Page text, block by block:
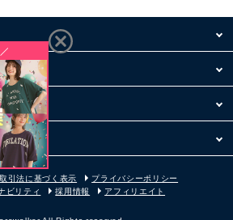
引法に基づく表示
プライバシーポリシー
ビリティ
採用情報 アフィリエイト